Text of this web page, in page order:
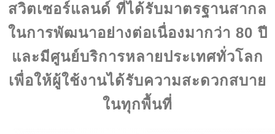
สวิตเซอร์แลนด์ ที่ได้รับมาตรฐานสากล
ในการพัฒนาอย่างต่อเนื่องมากว่า 80 ปี
และมีศูนย์บริการหลายประเทศทั่วโลก
เพื่อให้ผู้ใช้งานได้รับความสะดวกสบาย
ในทุกพื้นที่